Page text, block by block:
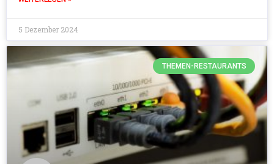
5 Dezember 2024
THEMEN-RESTAURANTS